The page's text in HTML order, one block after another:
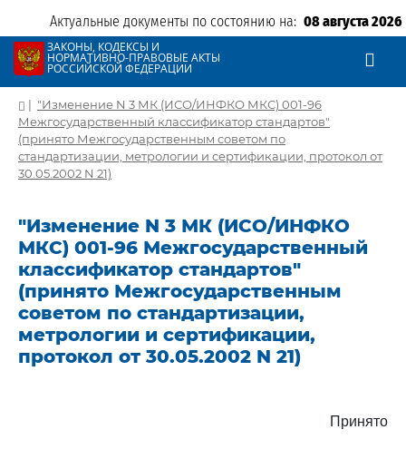
Актуальные документы по состоянию на: 08 августа 2026
ЗАКОНЫ, КОДЕКСЫ И
НОРМАТИВНО-ПРАВОВЫЕ АКТЫ
РОССИЙСКОЙ ФЕДЕРАЦИИ
| "Изменение N 3 МК (ИСО/ИНФКО МКС) 001-96
Межгосударственный классификатор стандартов"
(принято Межгосударственным советом по
стандартизации, метрологии и сертификации, протокол от
30.05.2002 N 21)
"Изменение N 3 МК (ИСО/ИНФКО
МКС) 001-96 Межгосударственный
классификатор стандартов"
(принято Межгосударственным
советом по стандартизации,
метрологии и сертификации,
протокол от 30.05.2002 N 21)
Принято